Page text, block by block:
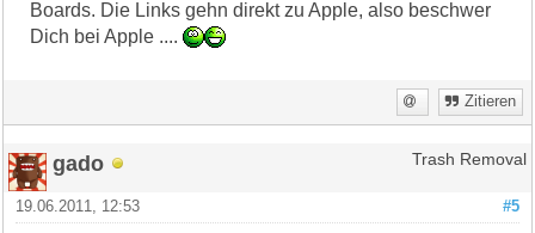
Boards. Die Links gehn direkt zu Apple, also beschwer
Dich bei Apple ....
Zitieren
gado Trash Removal
#5
19.06.2011, 12:53